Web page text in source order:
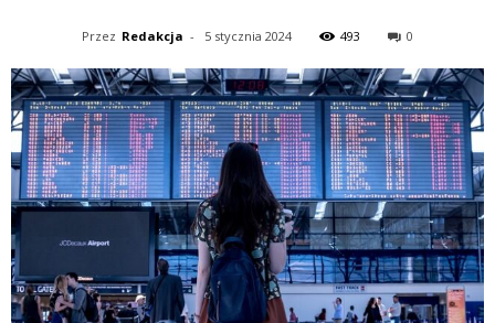
Przez Redakcja - 5 stycznia 2024 493 0